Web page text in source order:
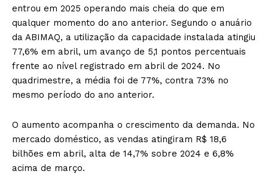
entrou em 2025 operando mais cheia do que em
qualquer momento do ano anterior. Segundo o anuário
da ABIMAQ, a utilização da capacidade instalada atingiu
77,6% em abril, um avanço de 5,1 pontos percentuais
frente ao nível registrado em abril de 2024. No
quadrimestre, a média foi de 77%, contra 73% no
mesmo período do ano anterior.
O aumento acompanha o crescimento da demanda. No
mercado doméstico, as vendas atingiram R$ 18,6
bilhões em abril, alta de 14,7% sobre 2024 e 6,8%
acima de março.